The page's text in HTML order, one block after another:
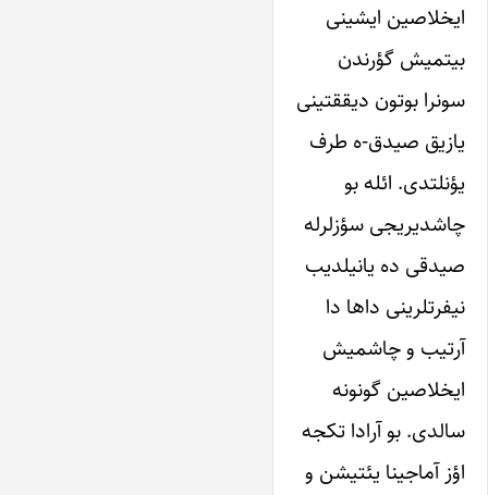
ایخلاصین ایشینی‌
بیتمیش گؤرندن‌
سونرا بوتون‌ دیققتینی
یازیق صیدق-ه طرف
یؤنلتدی. ائله بو‌
چاشدیریجی سؤزلرله‌‌
صیدقی‌ ده‌ یانیلدیب‌
نیفرتلرینی‌ داها‌ دا‌
آرتیب و‌ چاشمیش‌
ایخلاصین ‌‌گو‌نونه‌
سالدی. بو آرادا‌ تکجه
اؤز‌ آماجینا‌ یئتیشن و